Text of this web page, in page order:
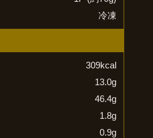
冷凍
309kcal
13.0g
46.4g
1.8g
0.9g